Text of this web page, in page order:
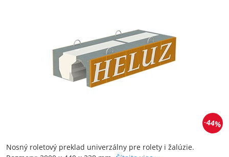
44%
Nosný roletový preklad univerzálny pre rolety i žalúzie.